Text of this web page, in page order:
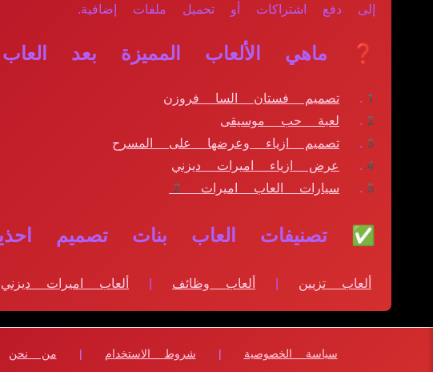
إلى دفع اشتراكات أو تحميل ملفات إضافية.
❓ ماهي الألعاب المميزة بعد
تصميم فستان السا فروزن
لعبة حب موسيقى
تصميم ازياء وعرضها على المسرح
عرض ازياء اميرات ديزني
سيارات العاب اميرات 2
✅ تصنيفات العاب بنات تصميم
ألعاب تزيين | ألعاب وظائف | ألعاب اميرات ديزني
سياسة الخصوصية | شروط الاستخدام | من نحن